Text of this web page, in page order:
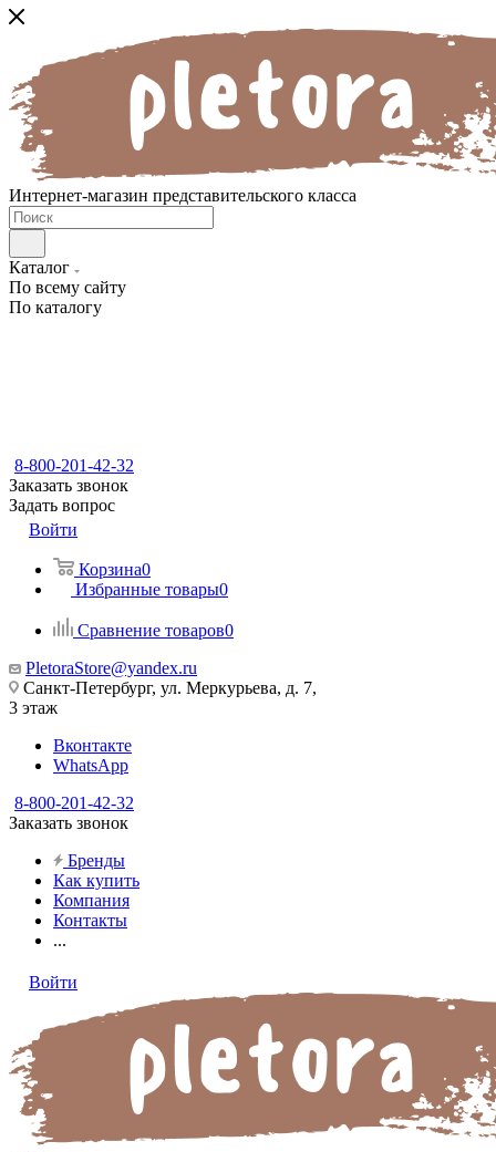
Интернет-магазин представительского класса
Каталог
По всему сайту
По каталогу
8-800-201-42-32
Заказать звонок
Задать вопрос
Войти
Корзина0
Избранные товары0
Сравнение товаров0
PletoraStore@yandex.ru
Санкт-Петербург, ул. Меркурьева, д. 7,
3 этаж
Вконтакте
WhatsApp
8-800-201-42-32
Заказать звонок
Бренды
Как купить
Компания
Контакты
...
Войти